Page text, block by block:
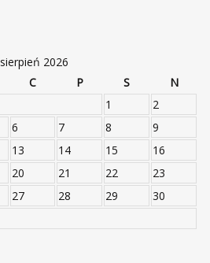
sierpień 2026
C P S
N
1
2
6 7 8
9
13 14 15
16
20 21 22
23
27 28 29
30